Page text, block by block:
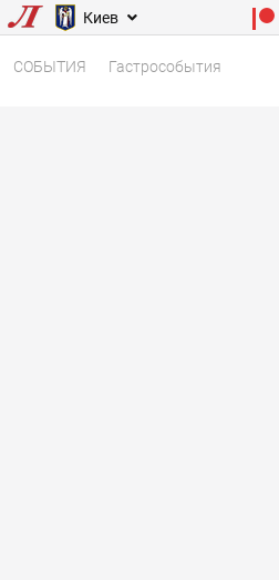
Киев
СОБЫТИЯ Гастрособытия